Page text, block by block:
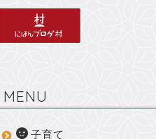
MENU
子育て